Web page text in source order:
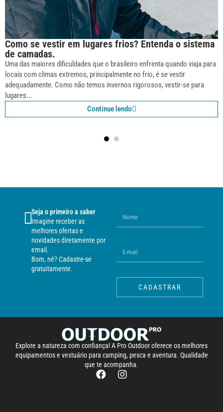
Como se vestir em lugares frios? Entenda o sistema
de camadas.
Uma das maiores dificuldades que o brasileiro enfrenta quando viaja para
locais com climas extremos, principalmente no frio, é se vestir
adequadamente. Como não temos invernos rigorosos, vestir-se para
lugares...
Continue lendo
Seja o primeiro a saber
Imagine receber as
melhores ofertas e
novidades diretamente por
email.
Bom, né? Cadastre-se
gratuitamente.
CADASTRAR
Explore a natureza com confiança! A Pro Outdoor oferece os melhores
equipamentos e vestuário para camping, pesca e aventura. Qualidade
que te acompanha.